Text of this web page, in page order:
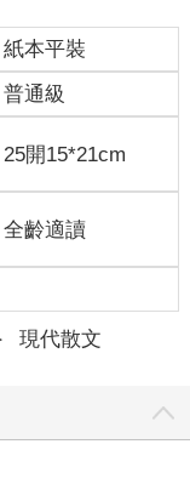
紙本平裝
普通級
25開15*21cm
全齡適讀
現代散文